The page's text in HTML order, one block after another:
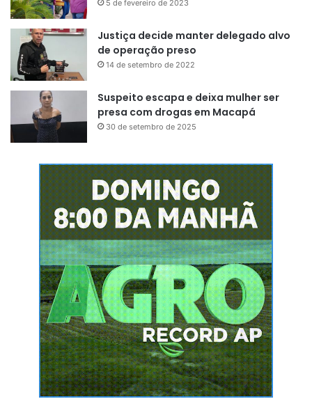
5 de fevereiro de 2023
Justiça decide manter delegado alvo
de operação preso
14 de setembro de 2022
Suspeito escapa e deixa mulher ser
presa com drogas em Macapá
30 de setembro de 2025